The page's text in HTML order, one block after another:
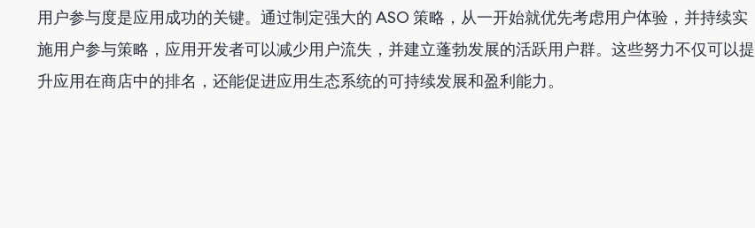
用户参与度是应用成功的关键。通过制定强大的 ASO 策略，从一开始就优先考虑用户体验，并持续实
施用户参与策略，应用开发者可以减少用户流失，并建立蓬勃发展的活跃用户群。这些努力不仅可以提
升应用在商店中的排名，还能促进应用生态系统的可持续发展和盈利能力。